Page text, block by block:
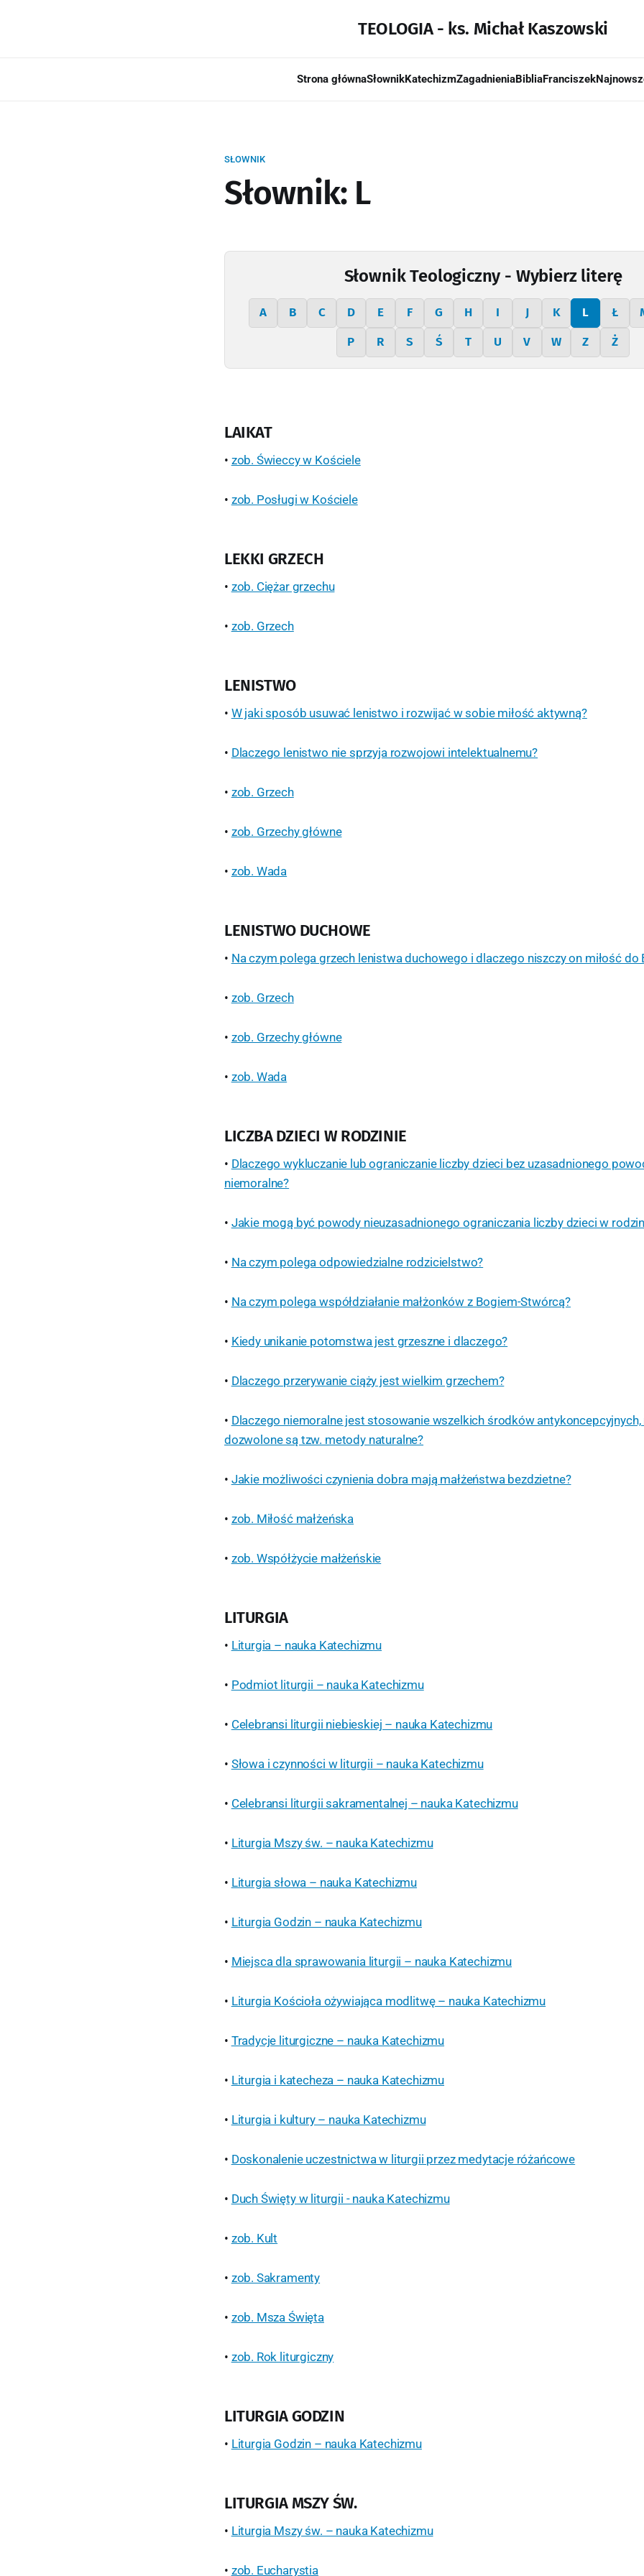
TEOLOGIA - ks. Michał Kaszowski
Strona głównaSłownikKatechizmZagadnieniaBibliaFranciszek
SŁOWNIK
Słownik: L
Słownik Teologiczny - Wybierz literę
A B C D E F G H I J K L Ł
P
R S Ś T U V W Z Ż
LAIKAT
• zob. Świeccy w Kościele
• zob. Posługi w Kościele
LEKKI GRZECH
• zob. Ciężar grzechu
• zob. Grzech
LENISTWO
• W jaki sposób usuwać lenistwo i rozwijać w sobie miłość aktywną?
• Dlaczego lenistwo nie sprzyja rozwojowi intelektualnemu?
• zob. Grzech
• zob. Grzechy główne
• zob. Wada
LENISTWO DUCHOWE
• Na czym polega grzech lenistwa duchowego i dlaczego niszczy on miłość do
• zob. Grzech
• zob. Grzechy główne
• zob. Wada
LICZBA DZIECI W RODZINIE
• Dlaczego wykluczanie lub ograniczanie liczby dzieci bez uzasadnionego
niemoralne?
• Jakie mogą być powody nieuzasadnionego ograniczania liczby dzieci w
• Na czym polega odpowiedzialne rodzicielstwo?
• Na czym polega współdziałanie małżonków z Bogiem-Stwórcą?
• Kiedy unikanie potomstwa jest grzeszne i dlaczego?
• Dlaczego przerywanie ciąży jest wielkim grzechem?
• Dlaczego niemoralne jest stosowanie wszelkich środków
dozwolone są tzw. metody naturalne?
• Jakie możliwości czynienia dobra mają małżeństwa bezdzietne?
• zob. Miłość małżeńska
• zob. Współżycie małżeńskie
LITURGIA
• Liturgia – nauka Katechizmu
• Podmiot liturgii – nauka Katechizmu
• Celebransi liturgii niebieskiej – nauka Katechizmu
• Słowa i czynności w liturgii – nauka Katechizmu
• Celebransi liturgii sakramentalnej – nauka Katechizmu
• Liturgia Mszy św. – nauka Katechizmu
• Liturgia słowa – nauka Katechizmu
• Liturgia Godzin – nauka Katechizmu
• Miejsca dla sprawowania liturgii – nauka Katechizmu
• Liturgia Kościoła ożywiająca modlitwę – nauka Katechizmu
• Tradycje liturgiczne – nauka Katechizmu
• Liturgia i katecheza – nauka Katechizmu
• Liturgia i kultury – nauka Katechizmu
• Doskonalenie uczestnictwa w liturgii przez medytacje różańcowe
• Duch Święty w liturgii - nauka Katechizmu
• zob. Kult
• zob. Sakramenty
• zob. Msza Święta
• zob. Rok liturgiczny
LITURGIA GODZIN
• Liturgia Godzin – nauka Katechizmu
LITURGIA MSZY ŚW.
• Liturgia Mszy św. – nauka Katechizmu
• zob. Eucharystia